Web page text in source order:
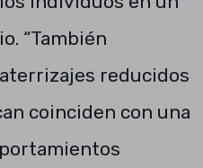
“También
reducidos
coinciden con una